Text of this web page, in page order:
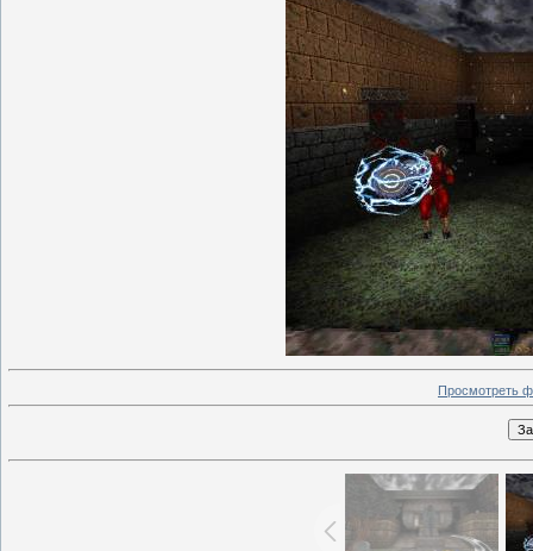
Просмотреть